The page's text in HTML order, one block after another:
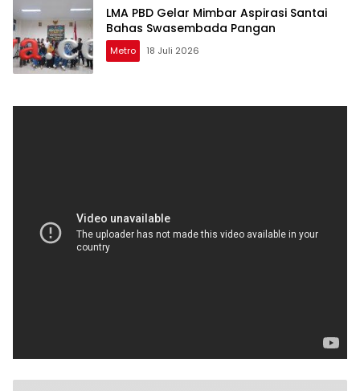
LMA PBD Gelar Mimbar Aspirasi Santai
Bahas Swasembada Pangan
Metro 18 Juli 2026